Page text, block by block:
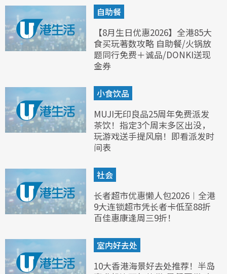
自助餐
【8月生日优惠2026】全港85大
食买玩著数攻略 自助餐/火锅放
题同行免费＋诚品/DONKI送现
金券
小食饮品
MUJI无印良品25周年免费派发
茶饮！指定3个周末多区出没，
玩游戏送手提风扇！即看派发时
间表
社会
长者超市优惠懒人包2026︱全港
9大连锁超市凭长者卡低至88折
百佳惠康逢周三9折！
室内好去处
10大香港海景好去处推荐！半岛